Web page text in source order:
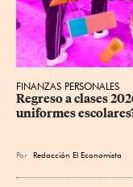
FINANZAS PERSONALES
Regreso a clases
uniformes
Por Redacción El Economista